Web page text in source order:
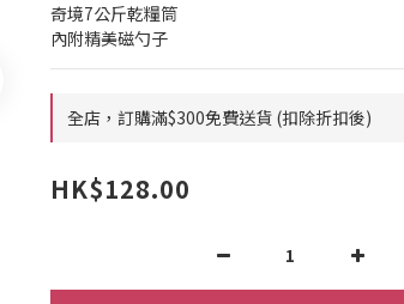
奇境7公斤乾糧筒
內附精美磁勺子
全店，訂購滿$300免費送貨 (扣除折扣後)
HK$128.00